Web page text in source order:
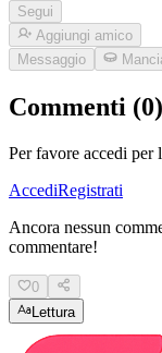
Segui
Aggiungi amico
Messaggio
Commenti (0)
Per favore accedi per
AccediRegistrati
Ancora nessun
commentare!
0
Lettura